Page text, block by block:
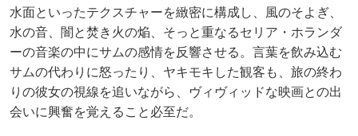
水面といったテクスチャーを緻密に構成し、風のそよぎ、
水の音、闇と焚き火の焔、そっと重なるセリア・ホランダ
ーの音楽の中にサムの感情を反響させる。言葉を飲み込む
サムの代わりに怒ったり、ヤキモキした観客も、旅の終わ
りの彼女の視線を追いながら、ヴィヴィッドな映画との出
会いに興奮を覚えること必至だ。